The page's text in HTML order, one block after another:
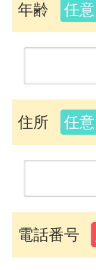
年齢 任意
住所 任意
電話番号